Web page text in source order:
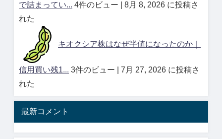
で詰まってい... 4件のビュー
8月 8, 2026 に投稿さ
れた
キオクシア株はなぜ半値になったのか｜
信用買い残1... 3件のビュー
7月 27, 2026 に投稿さ
れた
最新コメント